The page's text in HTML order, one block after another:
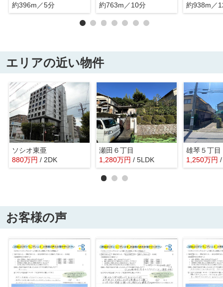
約396m／5分
約763m／10分
約938m／
エリアの近い物件
ソシオ東亜
880万円 / 2DK
瀬田６丁目
1,280万円 / 5LDK
雄琴５丁目
1,250万円
お客様の声